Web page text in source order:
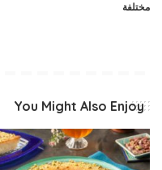
مختلفة
You Might Also Enjoy